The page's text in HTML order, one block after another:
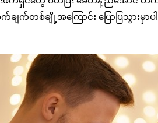
တစ်ချို့အကြောင်း ပြောပြသွားမှာပါ